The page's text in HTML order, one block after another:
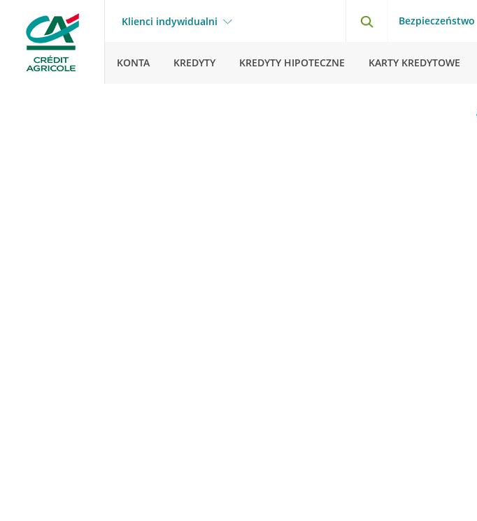
Klienci indywidualni Bezpieczeństwo
KONTA KREDYTY KREDYTY HIPOTECZNE KARTY KREDYTOWE